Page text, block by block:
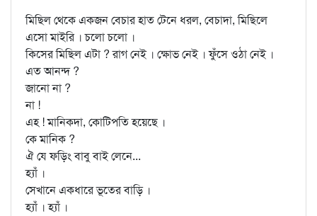
মিছিল থেকে একজন বেচার হাত টেনে ধরল, বেচাদা, মিছিলে
এসো মাইরি । চলো চলো ।
কিসের মিছিল এটা ? রাগ নেই । ক্ষোভ নেই । ফুঁসে ওঠা নেই ।
এত আনন্দ ?
জানো না ?
না !
এহ ! মানিকদা, কোটিপতি হয়েছে ।
কে মানিক ?
ঐ যে ফড়িং বাবু বাই লেনে...
হ্যাঁ ।
সেখানে একধারে ভূতের বাড়ি ।
হ্যাঁ । হ্যাঁ ।